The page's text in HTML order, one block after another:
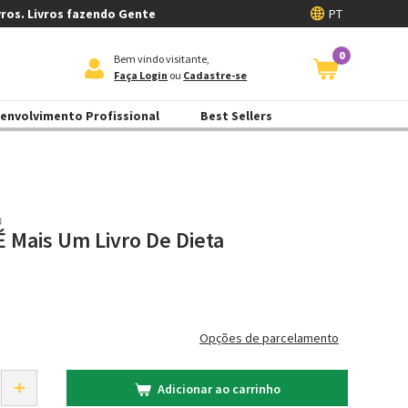
Livros fazendo Gente PT
Bem vindo visitante,
Faça Login ou Cadastre-se
0
Profissional Best Sellers
Mais Um Livro De Dieta
Opções de parcelamento
＋ Adicionar ao carrinho